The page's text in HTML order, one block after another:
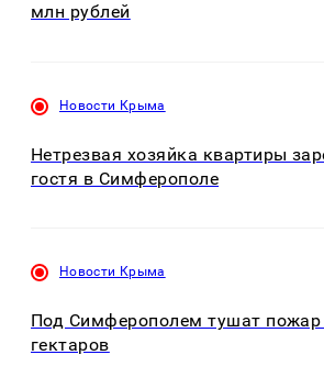
млн рублей
Новости Крыма
Нетрезвая хозяйка квартиры
гостя в Симферополе
Новости Крыма
Под Симферополем тушат
гектаров